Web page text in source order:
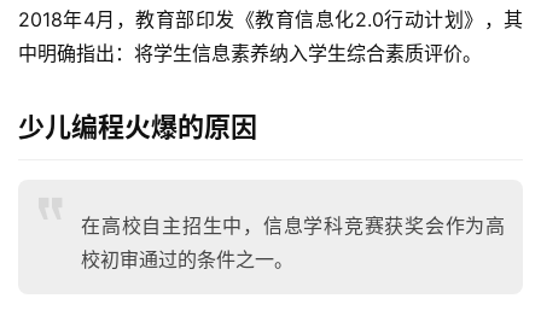
2018年4月，教育部印发《教育信息化2.0行动计划》，其
中明确指出：将学生信息素养纳入学生综合素质评价。
少儿编程火爆的原因
在高校自主招生中，信息学科竞赛获奖会作为高
校初审通过的条件之一。